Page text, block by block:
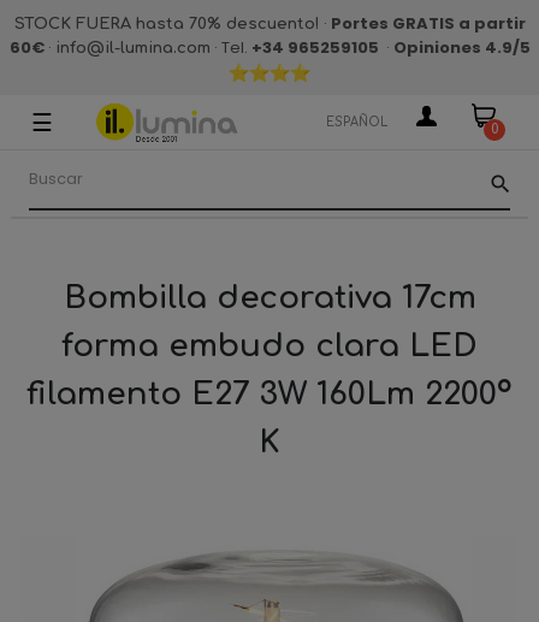
STOCK FUERA hasta 70% descuento! · Portes GRATIS a partir
60€· info@il-lumina.com · Tel. +34 965259105 · Opiniones 4.9/5
Navegación
palanca
☰ ESPAÑOL 0
search
Bombilla decorativa 17cm
forma embudo clara LED
filamento E27 3W 160Lm 2200º
K